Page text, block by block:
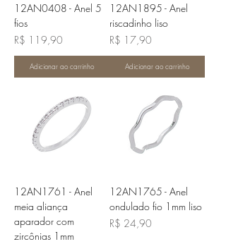
12AN0408 - Anel 5
fios
Preço
R$ 119,90
Adicionar ao carrinho
12AN1895 - Anel
riscadinho liso
Preço
R$ 17,90
Adicionar ao carrinho
12AN1761 - Anel
meia aliança
aparador com
zircônias 1mm
12AN1765 - Anel
ondulado fio 1mm liso
Preço
R$ 24,90